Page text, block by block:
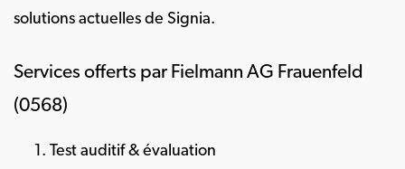
solutions actuelles de Signia.
Services offerts par Fielmann AG Frauenfeld
(0568)
Test auditif & évaluation